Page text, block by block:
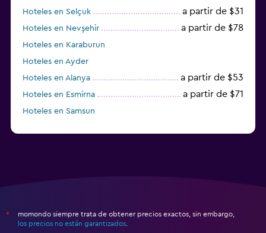
Hoteles en Selçuk a partir de $31
Hoteles en Nevşehir a partir de $78
Hoteles en Karaburun
Hoteles en Ayder
Hoteles en Alanya
a partir de $53
Hoteles en Esmirna a partir de $71
Hoteles en Samsun
*
momondo siempre trata de obtener precios exactos, sin embargo,
los precios no están garantizados